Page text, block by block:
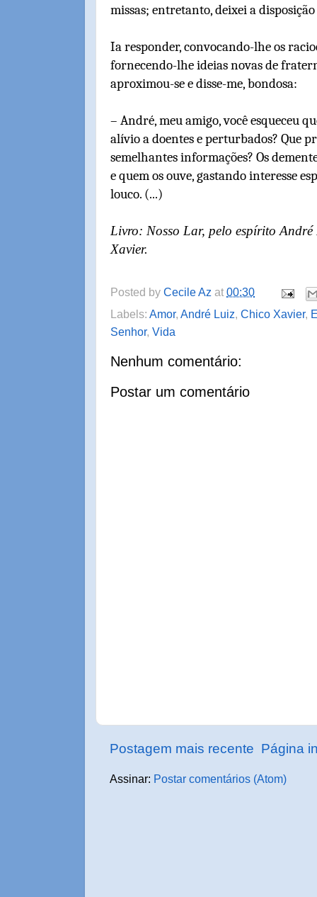
missas; entretanto, deixei a
Ia responder, convocando-lhe os
fornecendo-lhe ideias novas de
aproximou-se e disse-me, bondosa:
– André, meu amigo, você esqueceu
alívio a doentes e perturbados? Que
semelhantes informações? Os
e quem os ouve, gastando interesse
louco. (...)
Livro: Nosso Lar, pelo espírito
Xavier.
Posted by Cecile Az at 00:30
Labels: Amor, André Luiz, Chico Xavier,
Senhor, Vida
Nenhum comentário:
Postar um comentário
Postagem mais recente Página
Assinar: Postar comentários (Atom)